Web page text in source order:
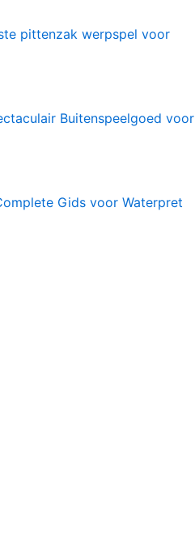
pittenzak werpspel voor
Buitenspeelgoed voor
Gids voor Waterpret